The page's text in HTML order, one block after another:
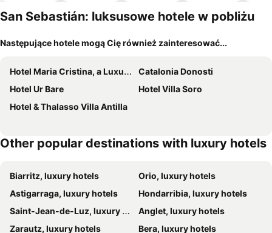
m
San Sebastián: luksusowe hotele w pobliżu
Następujące hotele mogą Cię również zainteresować...
Hotel Maria Cristina, a Luxury Collection Hotel, San Sebastian
Catalonia Donosti
Hotel Ur Bare
Hotel Villa Soro
Hotel & Thalasso Villa Antilla
Other popular destinations with luxury hotels
Biarritz, luxury hotels
Orio, luxury hotels
Astigarraga, luxury hotels
Hondarribia, luxury hotels
Saint-Jean-de-Luz, luxury hotels
Anglet, luxury hotels
Zarautz, luxury hotels
Bera, luxury hotels